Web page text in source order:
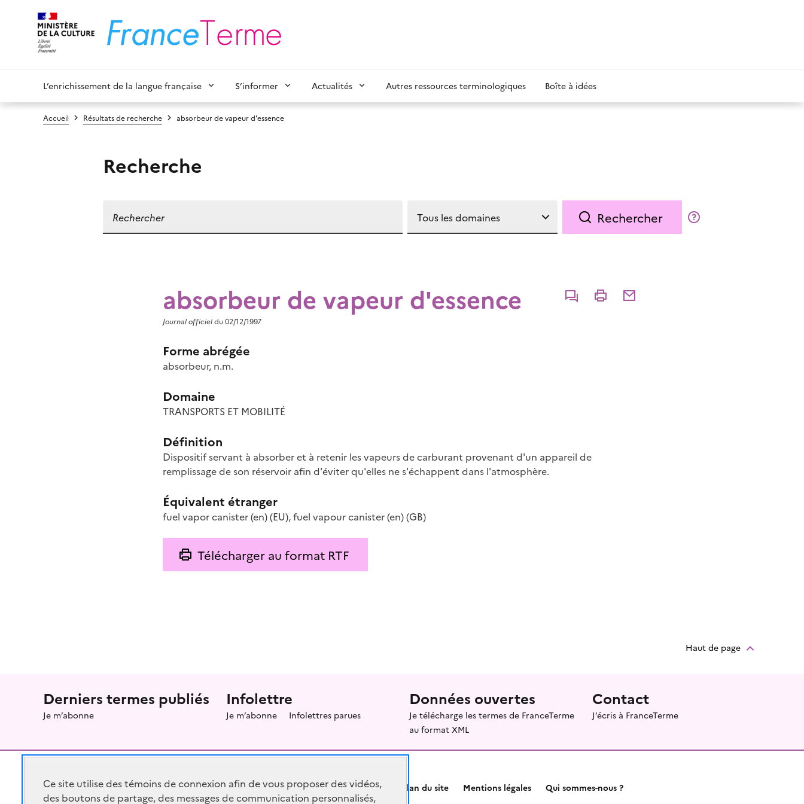
L’enrichissement de la langue française S’informer Actualités Autres ressources terminologiques Boîte à idées
Accueil Résultats de recherche absorbeur de vapeur d'essence
Recherche
Rechercher
absorbeur de vapeur d'essence CommenterImprimerPartager par courriel
Journal officieldu 02/12/1997
Forme abrégée
absorbeur, n.m.
Domaine
TRANSPORTS ET MOBILITÉ
Définition
Dispositif servant à absorber et à retenir les vapeurs de carburant provenant d'un appareil de
remplissage de son réservoir afin d'éviter qu'elles ne s'échappent dans l'atmosphère.
Équivalent étranger
fuel vapor canister(en)(EU),fuel vapour canister(en)(GB)
Télécharger au format RTF
Haut de page
Menu prefooter
Derniers termes publiés
Je m’abonne
Infolettre
Je m’abonne Infolettres parues
Données ouvertes
Je télécharge les termes de FranceTerme
au format XML
Contact
J’écris à FranceTerme
RÉPUBLIQUE
Plan du site Mentions légales Qui sommes-nous ?
Ce site utilise des témoins de connexion afin de vous proposer des vidéos,
des boutons de partage, des messages de communication personnalisés,